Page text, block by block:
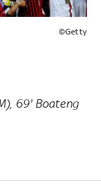
©Getty
69' Boateng